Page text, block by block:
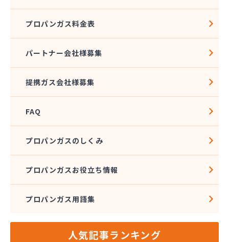
熊本ガス開発株式会社
熊本クミアイプロパン株式会社
熊本クミアイプロパン株式会社 城北配送センター
熊本県LPガス協会（一般社団法人）お客様相談所
熊本石油株式会社 Dr・Drive 健軍エコ・ステー
ション
熊本石油株式会社 Dr・Drive 清水エコ・ステー
熊本石油株式会社 春日オートガス・スタンド
熊本石油株式会社 阿蘇充填所
熊本石油株式会社 宇土充填所
熊本石油株式会社 人吉充填・油槽所
熊本石油株式会社 人吉充填・油槽所
プロパンガス料金表
パートナー会社様募集
提携ガス会社様募集
FAQ
プロパンガスのしくみ
プロパンガスお役立ち情報
プロパンガス用語集
人気記事ランキング